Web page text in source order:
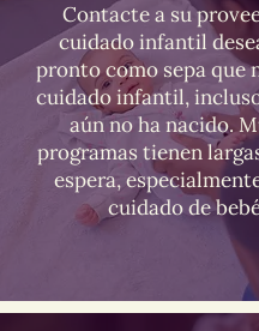
Contacte a su
cuidado infantil
pronto como sepa que
cuidado infantil,
aún no ha nacido.
programas tienen
espera,
cuidado de